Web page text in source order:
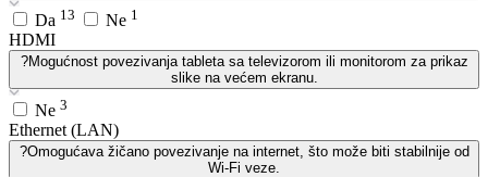
Da 13 Ne 1
HDMI
?Mogućnost povezivanja tableta sa televizorom ili monitorom za prikaz
slike na većem ekranu.
Ne 3
Ethernet (LAN)
?Omogućava žičano povezivanje na internet, što može biti stabilnije od
Wi-Fi veze.